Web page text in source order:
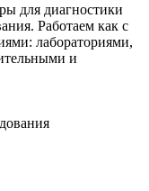
для диагностики
Работаем как с
лабораториями,
и